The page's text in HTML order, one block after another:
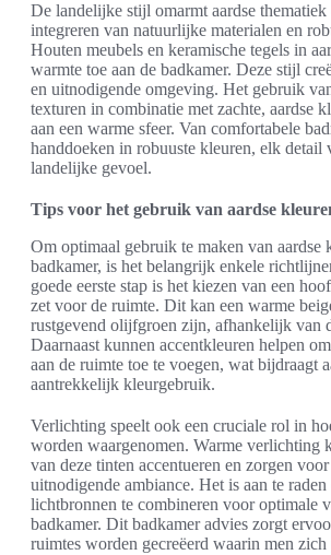
De landelijke stijl omarmt aardse thematiek
integreren van natuurlijke materialen en
Houten meubels en keramische tegels in
warmte toe aan de badkamer. Deze stijl
en uitnodigende omgeving. Het gebruik
texturen in combinatie met zachte, aardse
aan een warme sfeer. Van comfortabele
handdoeken in robuuste kleuren, elk detail
landelijke gevoel.
Tips voor het gebruik van aardse
Om optimaal gebruik te maken van aardse
badkamer, is het belangrijk enkele
goede eerste stap is het kiezen van een
zet voor de ruimte. Dit kan een warme
rustgevend olijfgroen zijn, afhankelijk van
Daarnaast kunnen accentkleuren helpen
aan de ruimte toe te voegen, wat bijdraagt
aantrekkelijk kleurgebruik.
Verlichting speelt ook een cruciale rol in
worden waargenomen. Warme verlichting
van deze tinten accentueren en zorgen
uitnodigende ambiance. Het is aan te
lichtbronnen te combineren voor optimale
badkamer. Dit badkamer advies zorgt
ruimtes worden gecreëerd waarin men